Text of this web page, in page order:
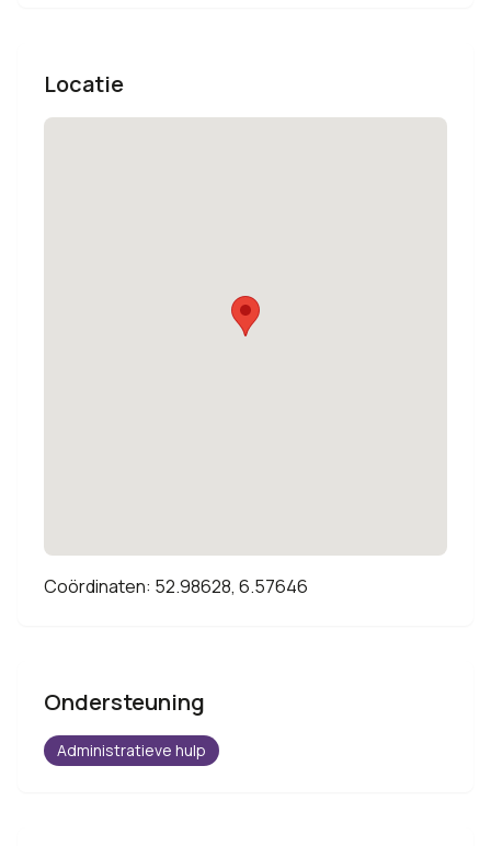
Locatie
Coördinaten: 52.98628, 6.57646
Ondersteuning
Administratieve hulp